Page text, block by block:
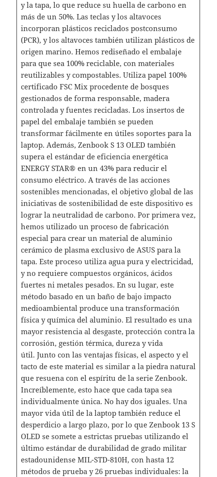
y la tapa, lo que reduce su huella de carbono en
más de un 50%. Las teclas y los altavoces
incorporan plásticos reciclados postconsumo
(PCR), y los altavoces también utilizan plásticos de
origen marino. Hemos rediseñado el embalaje
para que sea 100% reciclable, con materiales
reutilizables y compostables. Utiliza papel 100%
certificado FSC Mix procedente de bosques
gestionados de forma responsable, madera
controlada y fuentes recicladas. Los insertos de
papel del embalaje también se pueden
transformar fácilmente en útiles soportes para la
laptop. Además, Zenbook S 13 OLED también
supera el estándar de eficiencia energética
ENERGY STAR® en un 43% para reducir el
consumo eléctrico. A través de las acciones
sostenibles mencionadas, el objetivo global de las
iniciativas de sostenibilidad de este dispositivo es
lograr la neutralidad de carbono. Por primera vez,
hemos utilizado un proceso de fabricación
especial para crear un material de aluminio
cerámico de plasma exclusivo de ASUS para la
tapa. Este proceso utiliza agua pura y electricidad,
y no requiere compuestos orgánicos, ácidos
fuertes ni metales pesados. En su lugar, este
método basado en un baño de bajo impacto
medioambiental produce una transformación
física y química del aluminio. El resultado es una
mayor resistencia al desgaste, protección contra la
corrosión, gestión térmica, dureza y vida
útil. Junto con las ventajas físicas, el aspecto y el
tacto de este material es similar a la piedra natural
que resuena con el espíritu de la serie Zenbook.
Increíblemente, esto hace que cada tapa sea
individualmente única. No hay dos iguales. Una
mayor vida útil de la laptop también reduce el
desperdicio a largo plazo, por lo que Zenbook 13 S
OLED se somete a estrictas pruebas utilizando el
último estándar de durabilidad de grado militar
estadounidense MIL-STD-810H, con hasta 12
métodos de prueba y 26 pruebas individuales: la